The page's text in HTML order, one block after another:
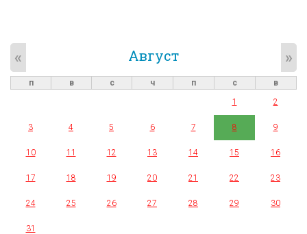
Август
« »
п в с ч п с
в
1
2
3 4 5 6 7 8 9
10 11 12 13 14 15 16
17 18 19 20 21 22 23
24 25 26 27 28 29 30
31